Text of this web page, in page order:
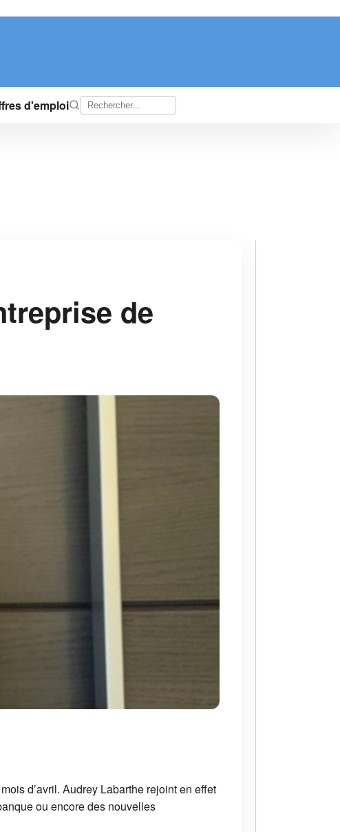
d'emploi
de
d’avril. Audrey Labarthe rejoint en effet
ou encore des nouvelles